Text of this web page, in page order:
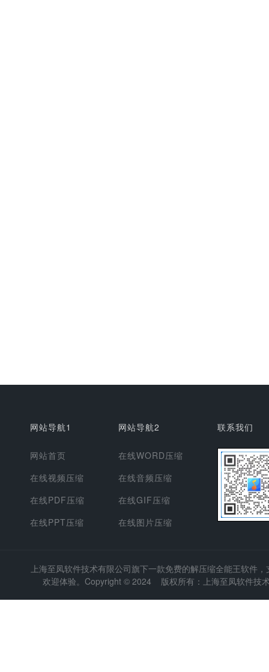
网站导航1
网站首页
在线视频压缩
在线PDF压缩
在线PPT压缩
网站导航2
在线WORD压缩
在线音频压缩
在线GIF压缩
在线图片压缩
联系我们
上海至凤软件技术有限公司旗下一款免费的解压缩全能王软件
欢迎体验。Copyright © 2024 版权所有：上海至凤软件技